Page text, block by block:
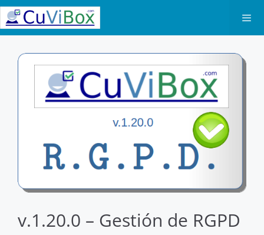
Saltar
contenido
v.1.20.0 – Gestión de RGPD